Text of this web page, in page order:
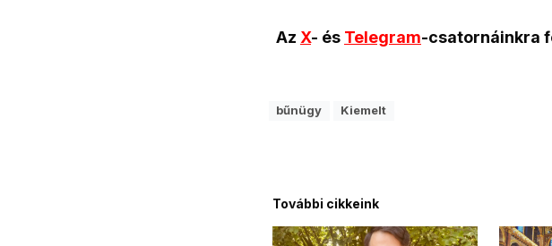
Az X- és Telegram-csatornáinkra
bűnügy Kiemelt
További cikkeink